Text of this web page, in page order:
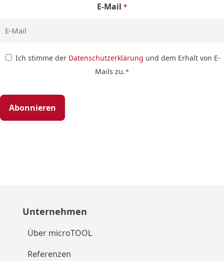
E-Mail *
Zustimmung
*
Ich stimme der Datenschutzerklärung und dem Erhalt von E-
Mails zu.*
Unternehmen
Über microTOOL
Referenzen